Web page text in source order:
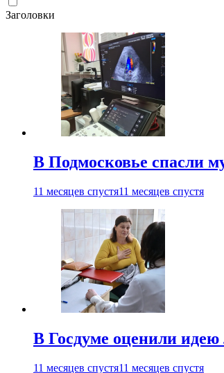
Заголовки
В Подмосковье спасли
11 месяцев спустя11 месяцев спустя
В Госдуме оценили идею
11 месяцев спустя11 месяцев спустя